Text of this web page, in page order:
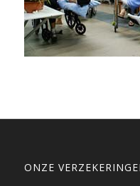
ONZE